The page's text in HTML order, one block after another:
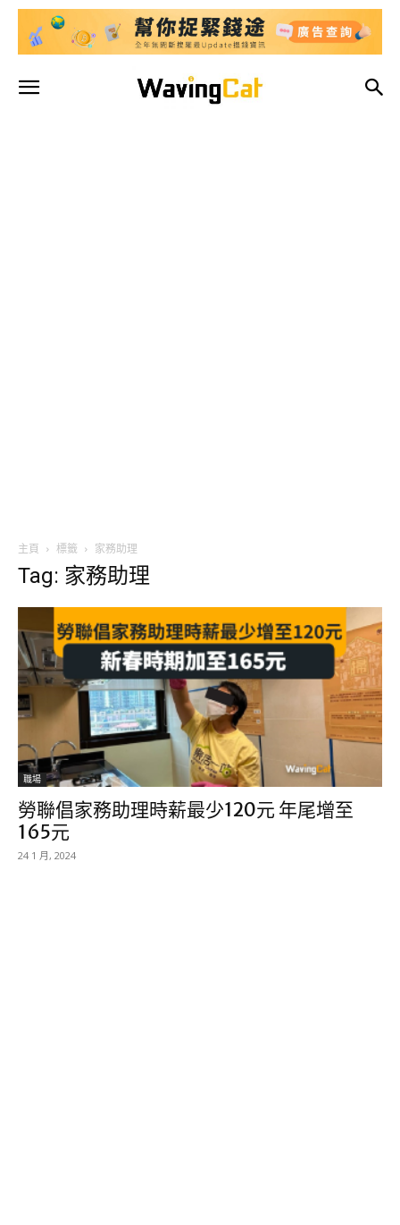
主頁 標籤 家務助理
Tag: 家務助理
職場
勞聯倡家務助理時薪最少120元 年尾增至
165元
24 1 月, 2024